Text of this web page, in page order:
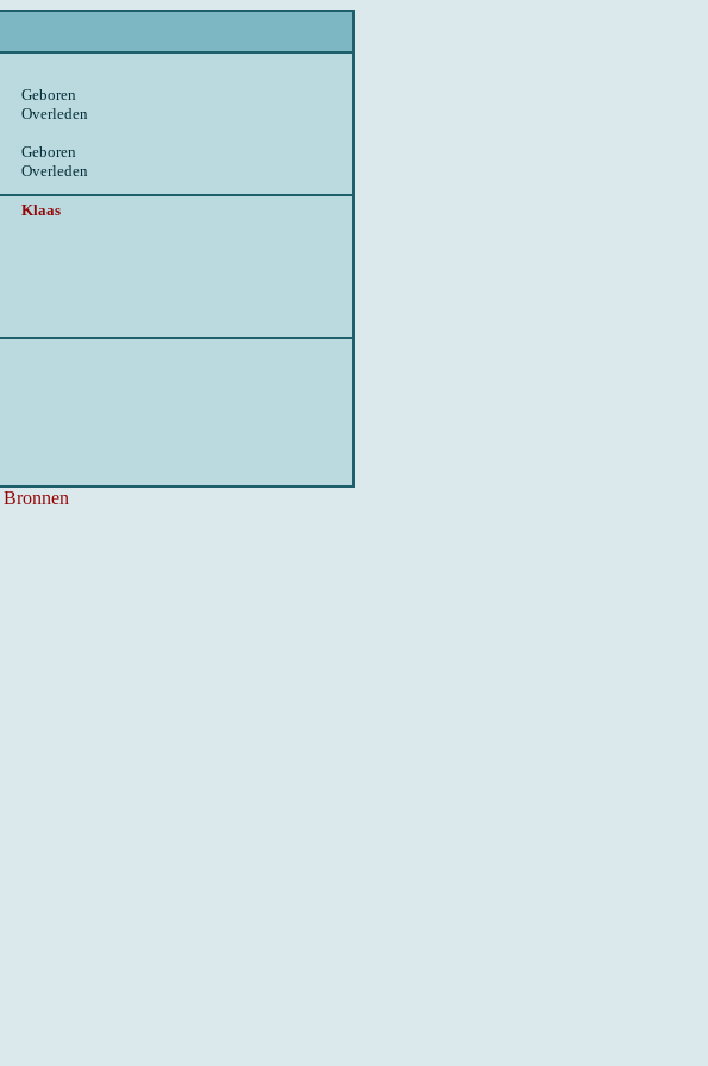
Geboren
Overleden
Geboren
Overleden
Klaas
Bronnen